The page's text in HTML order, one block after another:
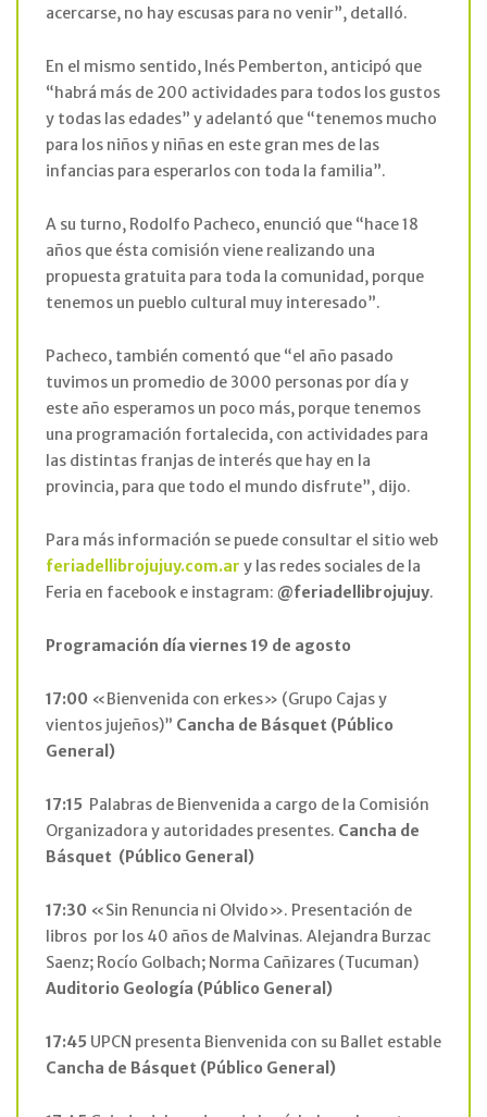
acercarse, no hay escusas para no venir”, detalló.
En el mismo sentido, Inés Pemberton, anticipó que
“habrá más de 200 actividades para todos los gustos
y todas las edades” y adelantó que “tenemos mucho
para los niños y niñas en este gran mes de las
infancias para esperarlos con toda la familia”.
A su turno, Rodolfo Pacheco, enunció que “hace 18
años que ésta comisión viene realizando una
propuesta gratuita para toda la comunidad, porque
tenemos un pueblo cultural muy interesado”.
Pacheco, también comentó que “el año pasado
tuvimos un promedio de 3000 personas por día y
este año esperamos un poco más, porque tenemos
una programación fortalecida, con actividades para
las distintas franjas de interés que hay en la
provincia, para que todo el mundo disfrute”, dijo.
Para más información se puede consultar el sitio web
feriadellibrojujuy.com.ar y las redes sociales de la
Feria en facebook e instagram: @feriadellibrojujuy.
Programación día viernes 19 de agosto
17:00 «Bienvenida con erkes» (Grupo Cajas y
vientos jujeños)” Cancha de Básquet (Público
General)
17:15 Palabras de Bienvenida a cargo de la Comisión
Organizadora y autoridades presentes. Cancha de
Básquet (Público General)
17:30 «Sin Renuncia ni Olvido». Presentación de
libros por los 40 años de Malvinas. Alejandra Burzac
Saenz; Rocío Golbach; Norma Cañizares (Tucuman)
Auditorio Geología (Público General)
17:45 UPCN presenta Bienvenida con su Ballet estable
Cancha de Básquet (Público General)